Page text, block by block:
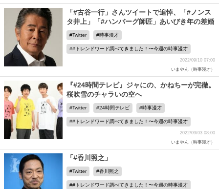
「#古谷一行」さんツイートで追悼、「#ノンス
タ井上」「#ハンバーグ師匠」あいびき年の差婚
Twitter 時事漫才
#トレンドワード調べてきました！〜今週の時事漫才
2022/09/10 07:00
いまやん（時事漫才）
『#24時間テレビ』ジャにの、かねちーが完徹。
桜吹雪のチャラいの空へ
Twitter 24時間テレビ 時事漫才
#トレンドワード調べてきました！〜今週の時事漫才
2022/09/03 08:00
いまやん（時事漫才）
「#香川照之」
Twitter 香川照之
#トレンドワード調べてきました！〜今週の時事漫才